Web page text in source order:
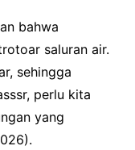
bahwa
saluran air.
sehingga
perlu kita
yang